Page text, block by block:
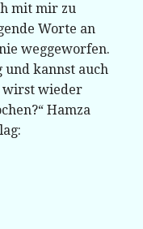
mit mir zu
Worte an
weggeworfen.
und kannst auch
wirst wieder
Hamza